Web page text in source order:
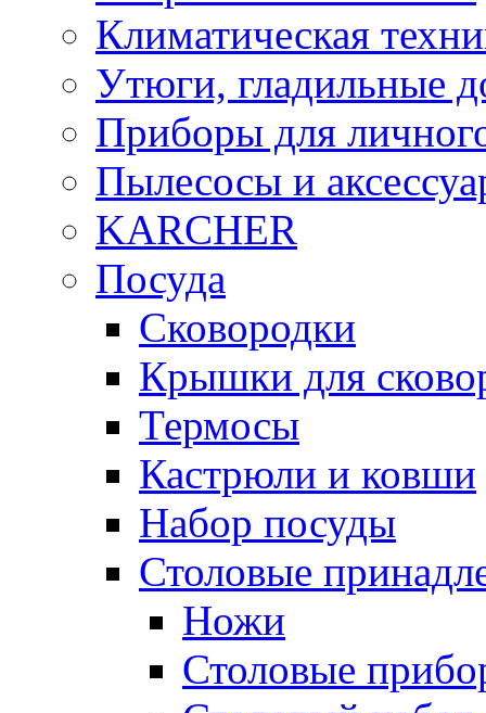
Климатическая
Утюги, гладильные
Приборы для
Пылесосы и
KARCHER
Посуда
Сковородки
Крышки для
Термосы
Кастрюли и ковши
Набор посуды
Столовые
Ножи
Столовые